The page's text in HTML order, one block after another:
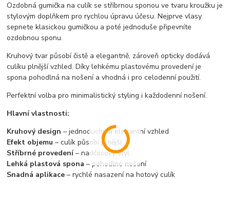
Ozdobná gumička na culík se stříbrnou sponou ve tvaru kroužku je
stylovým doplňkem pro rychlou úpravu účesu. Nejprve vlasy
sepnete klasickou gumičkou a poté jednoduše připevníte
ozdobnou sponu.
Kruhový tvar působí čistě a elegantně, zároveň opticky dodává
culíku plnější vzhled. Díky lehkému plastovému provedení je
spona pohodlná na nošení a vhodná i pro celodenní použití.
Perfektní volba pro minimalistický styling i každodenní nošení.
Hlavní vlastnosti:
Kruhový design – jednoduchý a elegantní vzhled
Efekt objemu – culík působí plnější
Stříbrné provedení– nadčasový styl
Lehká plastová spona– pohodlné nošení
Snadná aplikace – rychlé nasazení na hotový culík